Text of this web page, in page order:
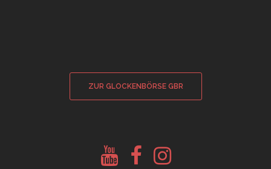
ZUR GLOCKENBÖRSE GBR
Youtube
Glockenberatung
Facebook
Glockenbörse
Instagram
Glockenbörse